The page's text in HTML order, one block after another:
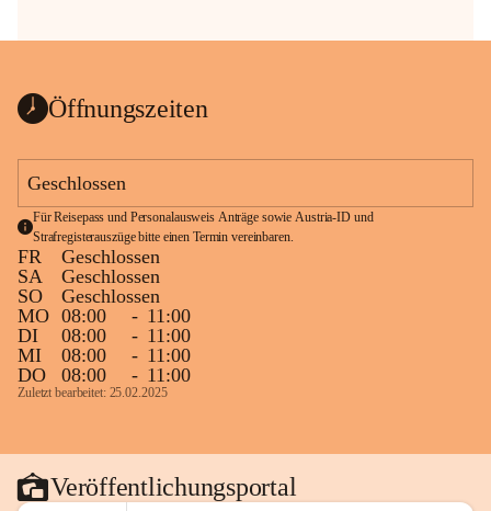
Öffnungszeiten
Geschlossen
Für Reisepass und Personalausweis Anträge sowie Austria-ID und
Strafregisterauszüge bitte einen Termin vereinbaren.
FR
Geschlossen
SA
Geschlossen
SO
Geschlossen
MO 08:00 - 11:00
DI
08:00 - 11:00
MI
08:00 - 11:00
DO
08:00 - 11:00
Zuletzt bearbeitet: 25.02.2025
Veröffentlichungsportal